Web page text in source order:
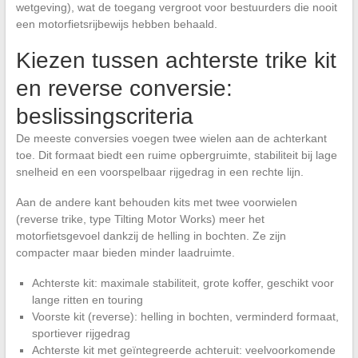
wetgeving), wat de toegang vergroot voor bestuurders die nooit
een motorfietsrijbewijs hebben behaald.
Kiezen tussen achterste trike kit
en reverse conversie:
beslissingscriteria
De meeste conversies voegen twee wielen aan de achterkant
toe. Dit formaat biedt een ruime opbergruimte, stabiliteit bij lage
snelheid en een voorspelbaar rijgedrag in een rechte lijn.
Aan de andere kant behouden kits met twee voorwielen
(reverse trike, type Tilting Motor Works) meer het
motorfietsgevoel dankzij de helling in bochten. Ze zijn
compacter maar bieden minder laadruimte.
Achterste kit: maximale stabiliteit, grote koffer, geschikt voor
lange ritten en touring
Voorste kit (reverse): helling in bochten, verminderd formaat,
sportiever rijgedrag
Achterste kit met geïntegreerde achteruit: veelvoorkomende